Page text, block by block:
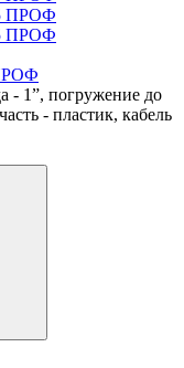
- 1”, погружение до
- пластик, кабель